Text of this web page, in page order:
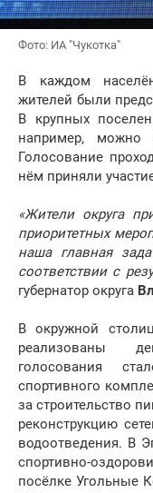
Фото: ИА "Чукотка"
В каждом
жителей были
В крупных
например,
Голосование
нём приняли
«Жители округа
приоритетных
наша главная
соответствии с
губернатор округа
В окружной
реализованы
голосования
спортивного
за строительство
реконструкцию
водоотведения. В
спортивно-
посёлке Угольные